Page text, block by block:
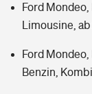
Ford Mondeo,
Limousine,
Ford Mondeo,
Benzin,